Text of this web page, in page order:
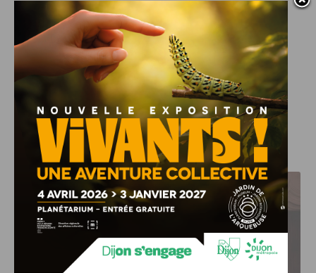
Pour information : si vous participez à notre Calendrier de
l’Avent aujourd’hui, vous pourrez de nouveau participer
demain !
Bonne chance !
J'AIME LE DFCO